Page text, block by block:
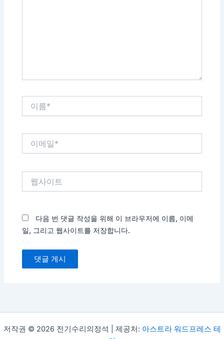
다음 번 댓글 작성을 위해 이 브라우저에 이름, 이메
일, 그리고 웹사이트를 저장합니다.
저작권 © 2026 전기수리의정석 | 제공처: 아스트라 워드프레스 테